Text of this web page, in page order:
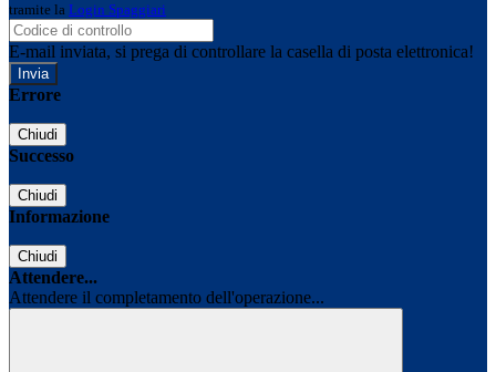
tramite la Login Spaggiari
E-mail inviata, si prega di controllare la casella di posta elettronica!
Errore
Chiudi
Successo
Chiudi
Informazione
Chiudi
Attendere...
Attendere il completamento dell'operazione...